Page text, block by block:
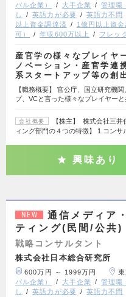
バル企業）
大手企業 管理職
し
英語力が必要 英語力不問
以上資金調達済
1億円以上資金
可）
年収600万以上 フレッ
産官学の様々なプレイヤ
ノベーション・産官学連
系スタートアップ等の創
【職務概要】 官公庁、国立研究機
プ、VCと言った様々なプレイヤー
会社概要
【株主】 株式会社三
ィング部門の４つの特徴】 1.コン
興味あり
NEW
通信メディア
ティング(民間/公共)
戦略コンサルタント
株式会社日本総合研究所
600万円 ～ 1999万円
バル企業）
大手企業 管理職
し
英語力が必要 英語力不問